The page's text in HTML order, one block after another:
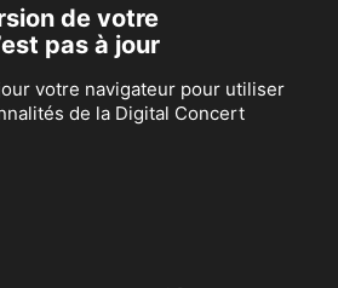
de votre
pas à jour
votre navigateur pour utiliser
de la Digital Concert